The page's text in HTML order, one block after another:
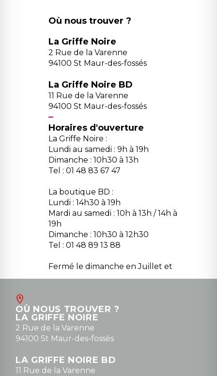
Où nous trouver ?
La Griffe Noire
2 Rue de la Varenne
94100 St Maur-des-fossés
La Griffe Noire BD
11 Rue de la Varenne
94100 St Maur-des-fossés
Horaires d'ouverture
La Griffe Noire :
Lundi au samedi : 9h à 19h
Dimanche : 10h30 à 13h
Tel : 01 48 83 67 47
La boutique BD :
Lundi : 14h30 à 19h
Mardi au samedi : 10h à 13h / 14h à
19h
Dimanche : 10h30 à 12h30
Tel : 01 48 89 13 88
Fermé le dimanche en Juillet et
Août
contact@la-griffe-noire.com
0148836747
OÙ NOUS TROUVER ?
LA GRIFFE NOIRE
2 Rue de la Varenne
94100 St Maur-des-fossés
LA GRIFFE NOIRE BD
11 Rue de la Varenne